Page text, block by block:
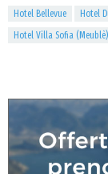
Hotel Bellevue Hotel
Hotel Villa Sofia